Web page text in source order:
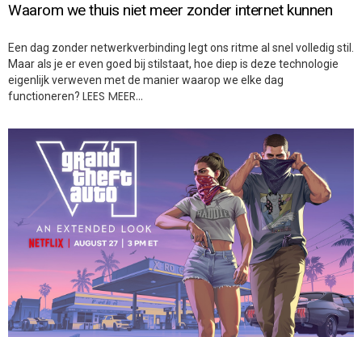
Waarom we thuis niet meer zonder internet kunnen
Een dag zonder netwerkverbinding legt ons ritme al snel volledig stil.
Maar als je er even goed bij stilstaat, hoe diep is deze technologie
eigenlijk verweven met de manier waarop we elke dag
functioneren? LEES MEER…